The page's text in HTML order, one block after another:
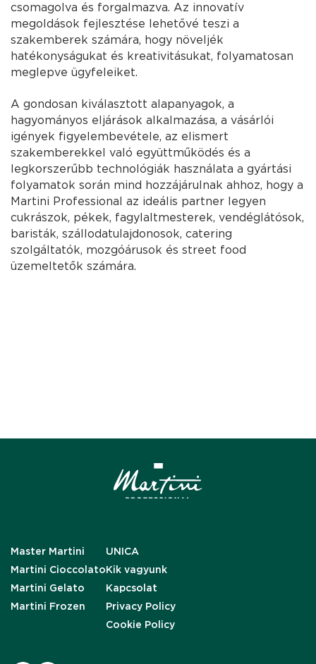
csomagolva és forgalmazva. Az innovatív
megoldások fejlesztése lehetővé teszi a
szakemberek számára, hogy növeljék
hatékonyságukat és kreativitásukat, folyamatosan
meglepve ügyfeleiket.
A gondosan kiválasztott alapanyagok, a
hagyományos eljárások alkalmazása, a vásárlói
igények figyelembevétele, az elismert
szakemberekkel való együttműködés és a
legkorszerűbb technológiák használata a gyártási
folyamatok során mind hozzájárulnak ahhoz, hogy a
Martini Professional az ideális partner legyen
cukrászok, pékek, fagylaltmesterek, vendéglátósok,
baristák, szállodatulajdonosok, catering
szolgáltatók, mozgóárusok és street food
üzemeltetők számára.
Master Martini
Martini Cioccolato
Martini Gelato
Martini Frozen
UNICA
Kik vagyunk
Kapcsolat
Privacy Policy
Cookie Policy